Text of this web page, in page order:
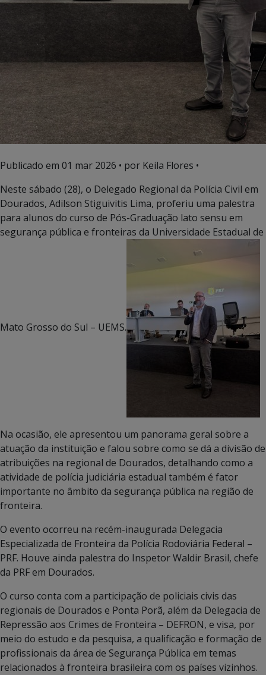
Publicado em 01 mar 2026 • por Keila Flores •
Neste sábado (28), o Delegado Regional da Polícia Civil em
Dourados, Adilson Stiguivitis Lima, proferiu uma palestra
para alunos do curso de Pós-Graduação lato sensu em
segurança pública e fronteiras da Universidade Estadual de
Mato Grosso do Sul – UEMS.
Na ocasião, ele apresentou um panorama geral sobre a
atuação da instituição e falou sobre como se dá a divisão de
atribuições na regional de Dourados, detalhando como a
atividade de polícia judiciária estadual também é fator
importante no âmbito da segurança pública na região de
fronteira.
O evento ocorreu na recém-inaugurada Delegacia
Especializada de Fronteira da Polícia Rodoviária Federal –
PRF. Houve ainda palestra do Inspetor Waldir Brasil, chefe
da PRF em Dourados.
O curso conta com a participação de policiais civis das
regionais de Dourados e Ponta Porã, além da Delegacia de
Repressão aos Crimes de Fronteira – DEFRON, e visa, por
meio do estudo e da pesquisa, a qualificação e formação de
profissionais da área de Segurança Pública em temas
relacionados à fronteira brasileira com os países vizinhos.